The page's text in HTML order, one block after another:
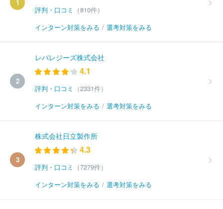
1
評判・口コミ
（810件）
インターン対策をみる / 選考対策をみる
2
レバレジーズ株式会社
4.1
評判・口コミ
（2331件）
インターン対策をみる / 選考対策をみる
3
株式会社日立製作所
4.3
評判・口コミ
（7279件）
インターン対策をみる / 選考対策をみる